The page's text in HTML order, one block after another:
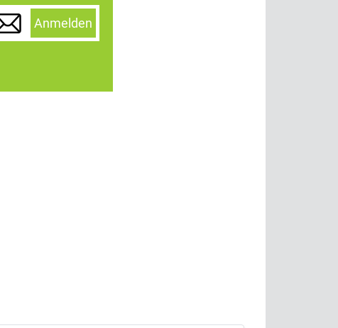
Anmelden